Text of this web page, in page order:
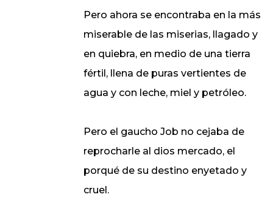
Pero ahora se encontraba en la más
miserable de las miserias, llagado y
en quiebra, en medio de una tierra
fértil, llena de puras vertientes de
agua y con leche, miel y petróleo.
Pero el gaucho Job no cejaba de
reprocharle al dios mercado, el
porqué de su destino enyetado y
cruel.